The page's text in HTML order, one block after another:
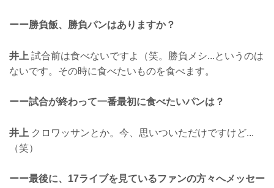
ーー勝負飯、勝負パンはありますか？
井上 試合前は食べないですよ（笑。勝負メシ...というのは
ないです。その時に食べたいものを食べます。
ーー試合が終わって一番最初に食べたいパンは？
井上 クロワッサンとか。今、思いついただけですけど...
（笑）
ーー最後に、17ライブを見ているファンの方々へメッセー